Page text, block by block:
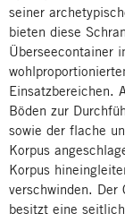
seiner
bieten diese
Überseecontainer
Einsatzbereichen.
Böden zur
sowie der flache
Korpus
Korpus
verschwinden. Der
besitzt eine